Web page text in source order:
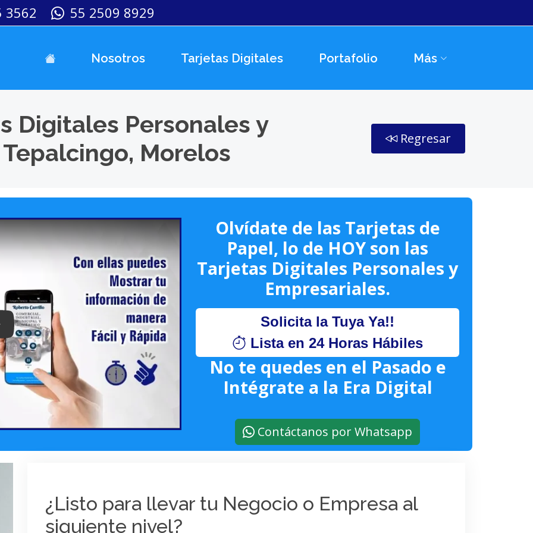
3562 55 2509 8929
Nosotros Tarjetas Digitales Portafolio Más
Digitales Personales y
Morelos
Regresar
Keynote (Google I/O '18)
Olvídate de las Tarjetas de
Papel, lo de HOY son las
Tarjetas Digitales Personales y
Empresariales.
Solicita la Tuya Ya!!
Lista en 24 Horas Hábiles
No te quedes en el Pasado e
Intégrate a la Era Digital
Contáctanos por Whatsapp
¿Listo para llevar tu Negocio o Empresa al
siguiente nivel?